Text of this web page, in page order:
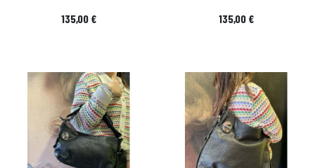
Prix
135,00 € Prix
135,00 €